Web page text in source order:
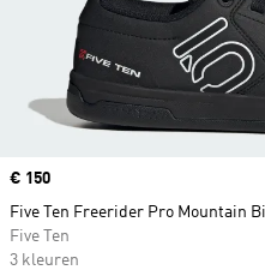
Price
€ 150
Five Ten Freerider Pro Mountain
Five Ten
3 kleuren